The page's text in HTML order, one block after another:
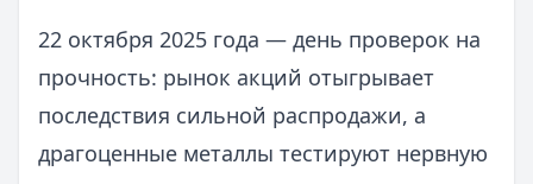
22 октября 2025 года — день проверок на
прочность: рынок акций отыгрывает
последствия сильной распродажи, а
драгоценные металлы тестируют нервную